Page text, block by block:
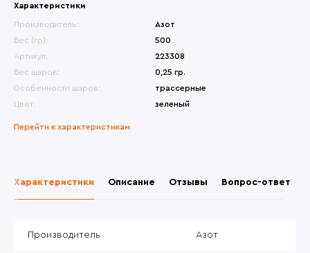
Характеристики
Производитель:
Азот
Вес (гр):
500
Артикул:
223308
Вес шаров:
0,25 гр.
Особенности шаров:
трассерные
Цвет:
зеленый
Перейти к характеристикам
Характеристики Описание Отзывы Вопрос-ответ
Производитель Азот